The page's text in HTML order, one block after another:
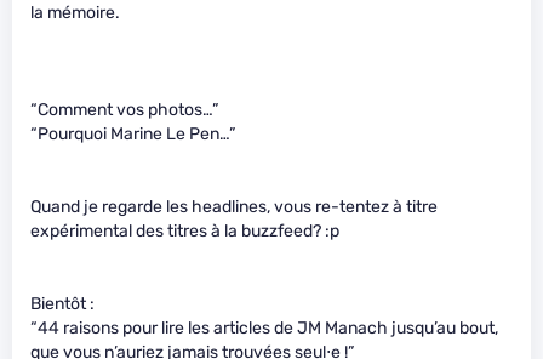
la mémoire.
“Comment vos photos…”
“Pourquoi Marine Le Pen…”
Quand je regarde les headlines, vous re-tentez à titre
expérimental des titres à la buzzfeed? :p
Bientôt :
“44 raisons pour lire les articles de JM Manach jusqu’au bout,
que vous n’auriez jamais trouvées seul⋅e !”